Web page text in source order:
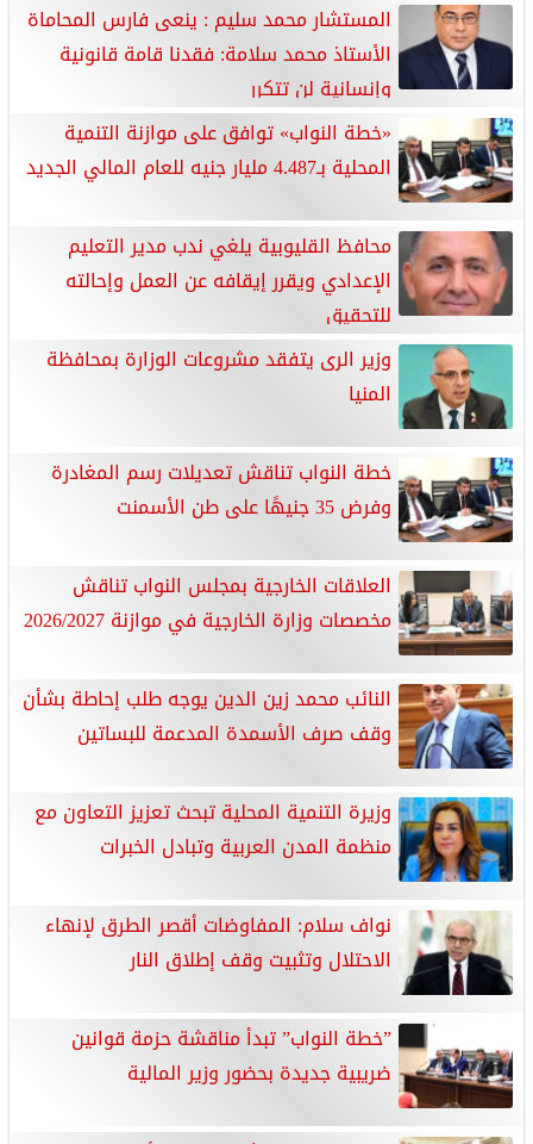
المستشار محمد سليم : ينعى فارس المحاماة
الأستاذ محمد سلامة: فقدنا قامة قانونية
وإنسانية لن تتكرر
«خطة النواب» توافق على موازنة التنمية
المحلية بـ4.487 مليار جنيه للعام المالي الجديد
محافظ القليوبية يلغي ندب مدير التعليم
الإعدادي ويقرر إيقافه عن العمل وإحالته
للتحقيق
وزير الرى يتفقد مشروعات الوزارة بمحافظة
المنيا
خطة النواب تناقش تعديلات رسم المغادرة
وفرض 35 جنيهًا على طن الأسمنت
العلاقات الخارجية بمجلس النواب تناقش
مخصصات وزارة الخارجية في موازنة 2026/2027
النائب محمد زين الدين يوجه طلب إحاطة بشأن
وقف صرف الأسمدة المدعمة للبساتين
وزيرة التنمية المحلية تبحث تعزيز التعاون مع
منظمة المدن العربية وتبادل الخبرات
نواف سلام: المفاوضات أقصر الطرق لإنهاء
الاحتلال وتثبيت وقف إطلاق النار
”خطة النواب” تبدأ مناقشة حزمة قوانين
ضريبية جديدة بحضور وزير المالية